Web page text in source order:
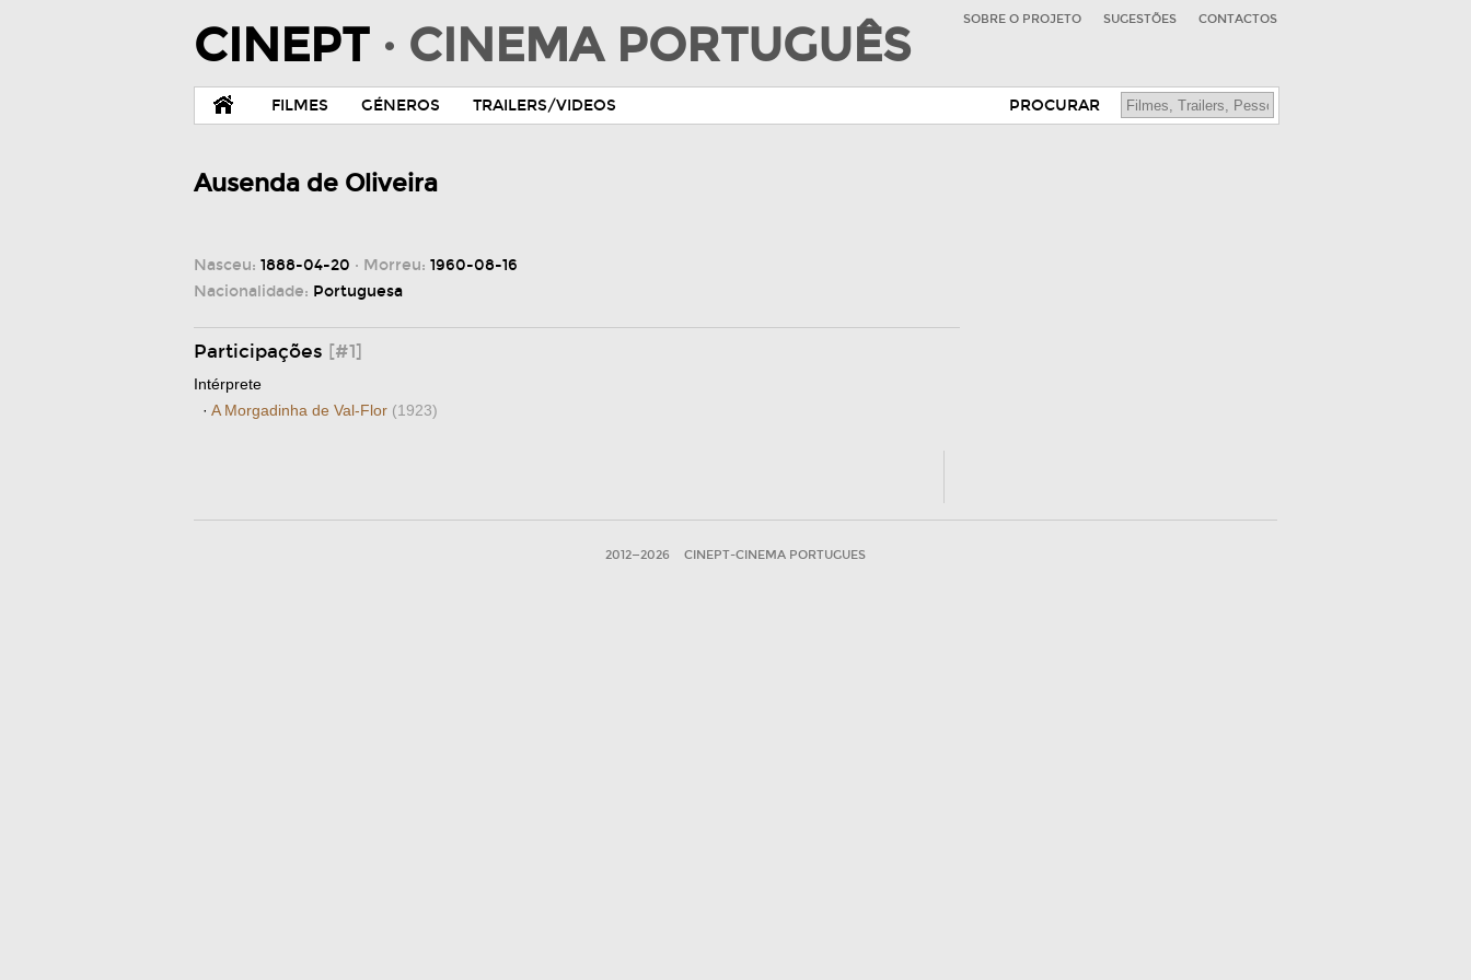
CINEPT · CINEMA PORTUGUÊS SOBRE O PROJETO SUGESTÕES CONTACTOS
FILMES GÉNEROS TRAILERS/VIDEOS PROCURAR
Ausenda de Oliveira
Nasceu: 1888-04-20 · Morreu: 1960-08-16
Nacionalidade: Portuguesa
Participações [#1]
Intérprete
· A Morgadinha de Val-Flor (1923)
2012—2026 CINEPT-CINEMA PORTUGUES